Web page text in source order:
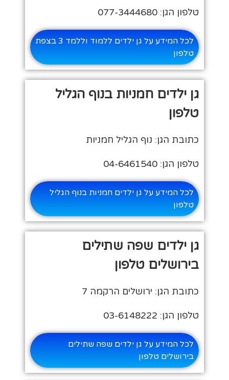
טלפון הגן: 077-3444680
לכל המידע על גן ילדים ללמוד וללמד 3 בצפת
טלפון
גן ילדים חמניות בנוף הגליל
טלפון
כתובת הגן: נוף הגליל חמניות
טלפון הגן: 04-6461540
לכל המידע על גן ילדים חמניות בנוף הגליל
טלפון
גן ילדים שפה שתילים
בירושלים טלפון
כתובת הגן: ירושלים הרקמה 7
טלפון הגן: 03-6148222
לכל המידע על גן ילדים שפה שתילים
בירושלים טלפון